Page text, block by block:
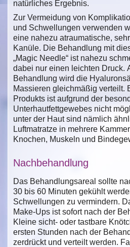
natürliches Ergebnis.
Zur Vermeidung von
und Schwellungen verwenden
eine nahezu atraumatische,
Kanüle. Die Behandlung mit
„Magic Needle“ ist nahezu
dabei nur einen leichten Druck.
Behandlung wird die
Massieren gleichmäßig verteilt.
Produkts ist aufgrund der
Unterhautfettgewebes nicht
unter der Haut sind nämlich
Luftmatratze in mehrere
Knochen, Muskeln und
Nachbehandlung
Das Behandlungsareal sollte
30 bis 60 Minuten gekühlt
Schwellungen zu vermindern.
Make-Ups ist sofort nach der
Kleine sicht- oder tastbare
ersten Stunden nach der
zerdrückt und verteilt werden.